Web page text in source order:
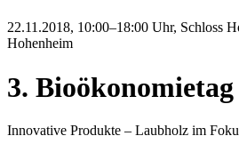
22.11.2018, 10:00–18:00 Uhr, Schloss
Hohenheim
3. Bioökonomietag
Innovative Produkte – Laubholz im